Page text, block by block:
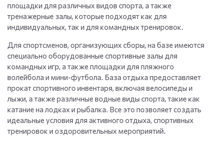
площадки для различных видов спорта, а также
тренажерные залы, которые подходят как для
индивидуальных, так и для командных тренировок.
Для спортсменов, организующих сборы, на базе имеются
специально оборудованные спортивные залы для
командных игр, а также площадки для пляжного
волейбола и мини-футбола. База отдыха предоставляет
прокат спортивного инвентаря, включая велосипеды и
лыжи, а также различные водные виды спорта, такие как
катание на лодках и рыбалка. Все это позволяет создать
идеальные условия для активного отдыха, спортивных
тренировок и оздоровительных мероприятий.